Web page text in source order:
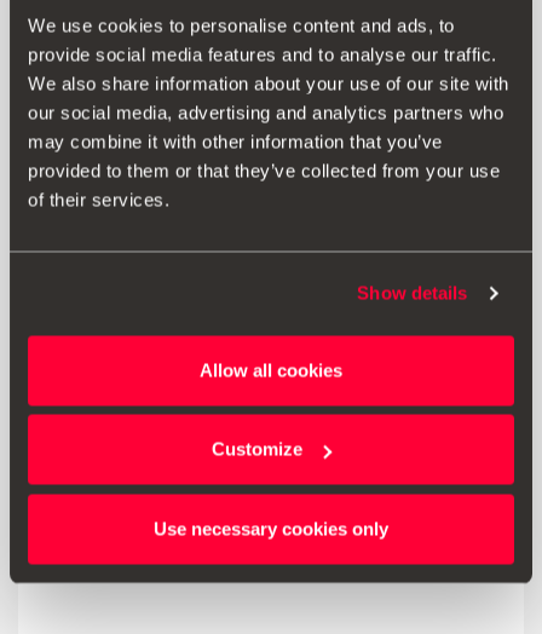
We use cookies to personalise content and ads, to
provide social media features and to analyse our traffic.
We also share information about your use of our site with
our social media, advertising and analytics partners who
may combine it with other information that you’ve
provided to them or that they’ve collected from your use
of their services.
Show details
Allow all cookies
Customize
Use necessary cookies only
000072751B
Μετάβαση στο προϊόν